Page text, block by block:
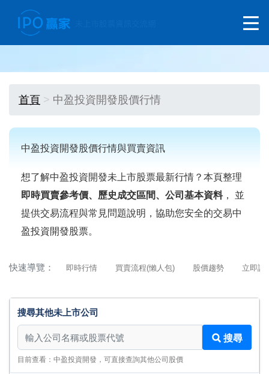
首頁 中盈投資開發股價行情
中盈投資開發股價行情與買賣資訊
想了解中盈投資開發未上市股票最新行情？本頁整理
即時買賣參考價、歷史成交區間、公司基本資料， 並
提供交易流程與常見問題說明，協助您安全的交易中
盈投資開發股票。
快速導覽： 即時行情 買賣流程(懶人包) 股價趨勢 立即詢
搜尋其他未上市公司
搜尋其他未上市公司
搜尋
目前查看：中盈投資開發，可直接查詢其他公司股價